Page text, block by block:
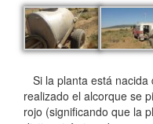
Si la planta está
realizado el alcorque se
rojo (significando que la